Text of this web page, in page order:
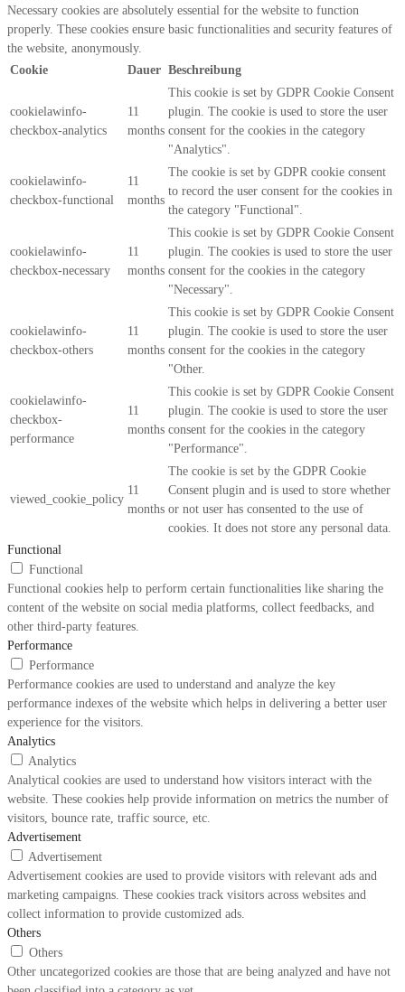
Necessary cookies are absolutely essential for the website to function
properly. These cookies ensure basic functionalities and security features of
the website, anonymously.
Cookie
Dauer Beschreibung
cookielawinfo-
checkbox-analytics
11
months
This cookie is set by GDPR Cookie Consent
plugin. The cookie is used to store the user
consent for the cookies in the category
"Analytics".
cookielawinfo-
checkbox-functional
11
months
The cookie is set by GDPR cookie consent
to record the user consent for the cookies in
the category "Functional".
cookielawinfo-
checkbox-necessary
11
months
This cookie is set by GDPR Cookie Consent
plugin. The cookies is used to store the user
consent for the cookies in the category
"Necessary".
cookielawinfo-
checkbox-others
11
months
This cookie is set by GDPR Cookie Consent
plugin. The cookie is used to store the user
consent for the cookies in the category
"Other.
cookielawinfo-
checkbox-
performance
11
months
This cookie is set by GDPR Cookie Consent
plugin. The cookie is used to store the user
consent for the cookies in the category
"Performance".
viewed_cookie_policy
11
months
The cookie is set by the GDPR Cookie
Consent plugin and is used to store whether
or not user has consented to the use of
cookies. It does not store any personal data.
Functional
Functional
Functional cookies help to perform certain functionalities like sharing the
content of the website on social media platforms, collect feedbacks, and
other third-party features.
Performance
Performance
Performance cookies are used to understand and analyze the key
performance indexes of the website which helps in delivering a better user
experience for the visitors.
Analytics
Analytics
Analytical cookies are used to understand how visitors interact with the
website. These cookies help provide information on metrics the number of
visitors, bounce rate, traffic source, etc.
Advertisement
Advertisement
Advertisement cookies are used to provide visitors with relevant ads and
marketing campaigns. These cookies track visitors across websites and
collect information to provide customized ads.
Others
Others
Other uncategorized cookies are those that are being analyzed and have not